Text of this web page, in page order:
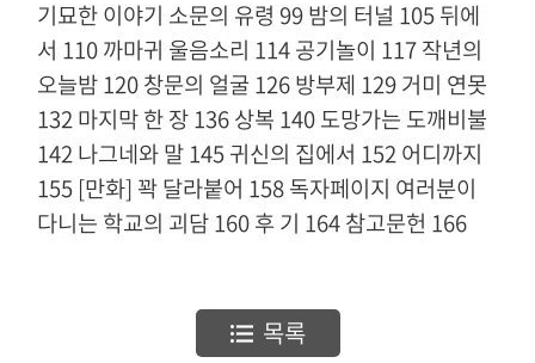
기묘한 이야기 소문의 유령 99 밤의 터널 105 뒤에
서 110 까마귀 울음소리 114 공기놀이 117 작년의
오늘밤 120 창문의 얼굴 126 방부제 129 거미 연못
132 마지막 한 장 136 상복 140 도망가는 도깨비불
142 나그네와 말 145 귀신의 집에서 152 어디까지
155 [만화] 꽉 달라붙어 158 독자페이지 여러분이
다니는 학교의 괴담 160 후 기 164 참고문헌 166
목록